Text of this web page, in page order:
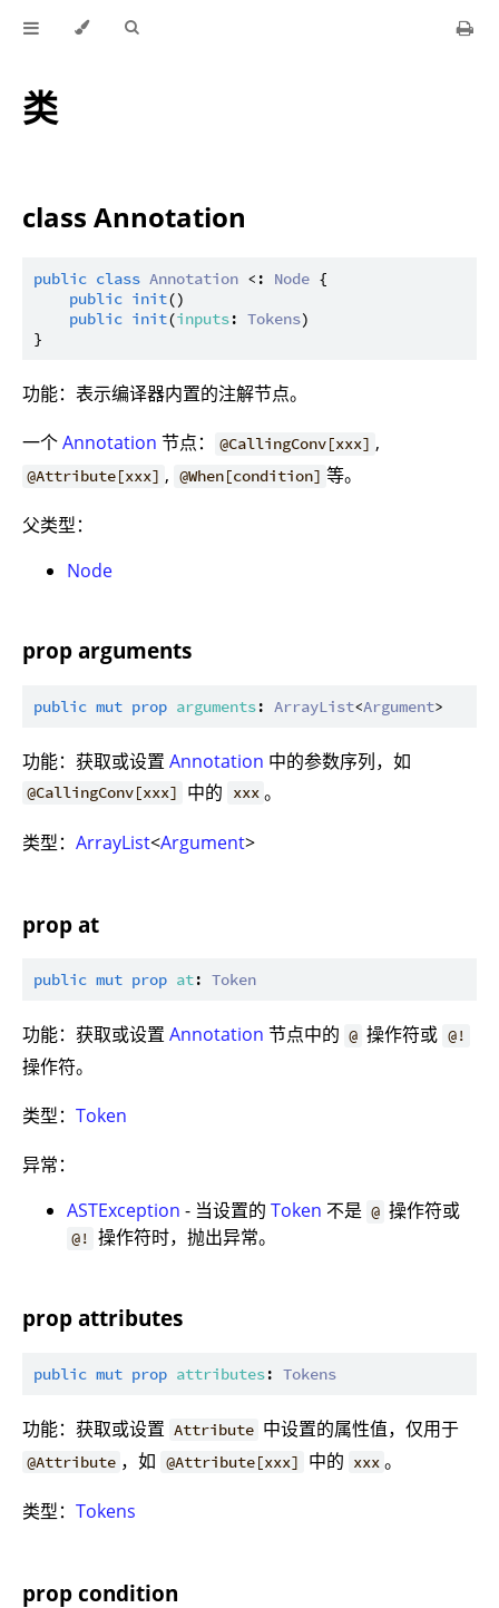
类
class Annotation
public class Annotation <: Node {
public init()
public init(inputs: Tokens)
功能：表示编译器内置的注解节点。
一个Annotation 节点： @CallingConv[xxx] ,
@Attribute[xxx] , @When[condition] 等。
父类型：
Node
prop arguments
public mut prop arguments: ArrayList<Argument
功能：获取或设置 Annotation 中的参数序列，如
@CallingConv[xxx] 中的 xxx 。
类型： ArrayList<Argument>
prop at
public mut prop at: Token
功能：获取或设置 Annotation 节点中的 @ 操作符或 @!
操作符。
类型： Token
异常：
ASTException - 当设置的 Token 不是 @ 操作符或
@! 操作符时，抛出异常。
prop attributes
public mut prop attributes: Tokens
功能：获取或设置 Attribute 中设置的属性值，仅用于
@Attribute ，如 @Attribute[xxx] 中的 xxx 。
类型： Tokens
prop condition